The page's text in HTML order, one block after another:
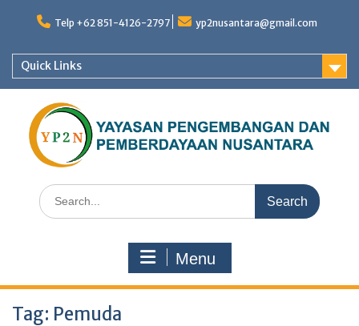
Telp +62 851-4126-2797 yp2nusantara@gmail.com
Quick Links
Search
for:
Menu
Tag: Pemuda